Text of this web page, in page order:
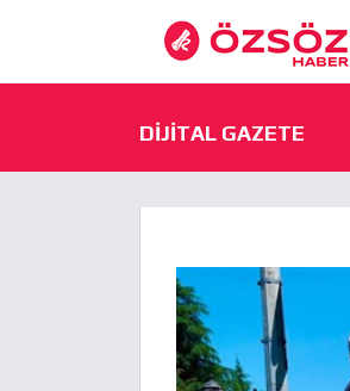
DIJITAL GAZETE